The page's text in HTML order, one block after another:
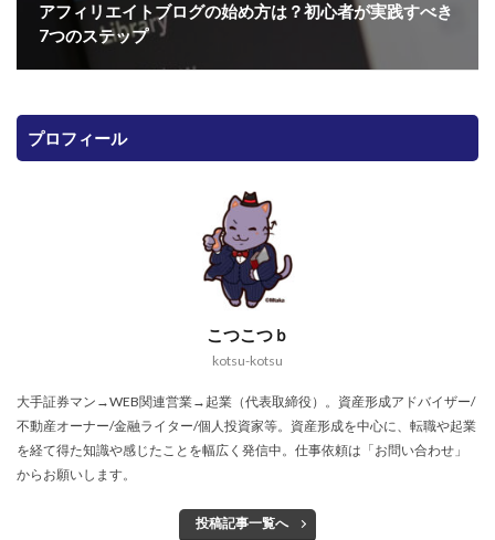
アフィリエイトブログの始め方は？初心者が実践すべき
7つのステップ
プロフィール
こつこつｂ
kotsu-kotsu
大手証券マン→WEB関連営業→起業（代表取締役）。資産形成アドバイザー/
不動産オーナー/金融ライター/個人投資家等。資産形成を中心に、転職や起業
を経て得た知識や感じたことを幅広く発信中。仕事依頼は「お問い合わせ」
からお願いします。
投稿記事一覧へ